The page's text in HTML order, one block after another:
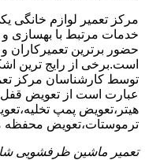
مرکز تعمیر لوازم خانگی
خدمات مرتبط با بهسازی
حضور برترین تعمیرکاران
است.برخی از رایج ترین
توسط کارشناسان مرکز
عبارت است از تعویض
هیتر،تعویض پمپ
ترموستات،تعویض محفظه
تعمیر ماشین ظرفشویی